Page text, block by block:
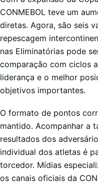
CONMEBOL teve um
diretas. Agora, são seis
repescagem
nas Eliminatórias pode
comparação com ciclos
liderança e o melhor
objetivos importantes.
O formato de pontos
mantido. Acompanhar a
resultados dos
individual dos atletas é
torcedor. Mídias
os canais oficiais da